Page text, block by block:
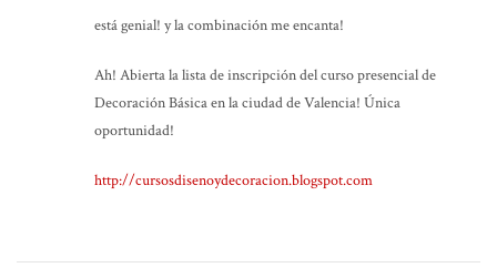
está genial! y la combinación me encanta!
Ah! Abierta la lista de inscripción del curso presencial de
Decoración Básica en la ciudad de Valencia! Única
oportunidad!
http://cursosdisenoydecoracion.blogspot.com